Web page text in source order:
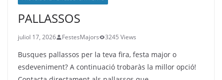
PALLASSOS
juliol 17, 2026 FestesMajors 3245 Views
Busques pallassos per la teva fira, festa major o
esdeveniment? A continuació trobaràs la millor opció!